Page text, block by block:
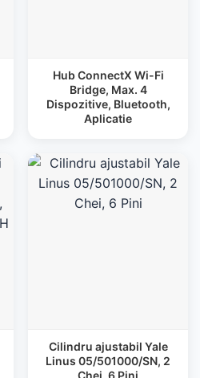
Hub ConnectX Wi-Fi
Bridge, Max. 4
Dispozitive, Bluetooth,
Aplicatie
Cilindru ajustabil Yale
Linus 05/501000/SN, 2
Chei, 6 Pini